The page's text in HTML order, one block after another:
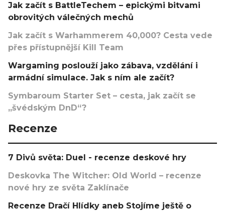
Jak začít s BattleTechem – epickými bitvami
obrovitých válečných mechů
Jak začít s Warhammerem 40,000? Cesta vede
přes přístupnější Kill Team
Wargaming poslouží jako zábava, vzdělání i
armádní simulace. Jak s ním ale začít?
Symbaroum Starter Set – cesta, jak začít se
„švédským DnD“?
Recenze
7 Divů světa: Duel - recenze deskové hry
Deskovka The Witcher: Old World – recenze
nové hry ze světa Zaklínače
Recenze Dračí Hlídky aneb Stojíme ještě o